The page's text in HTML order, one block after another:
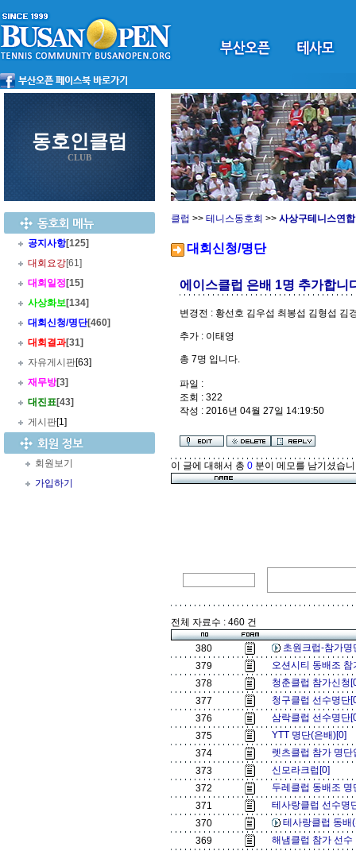
동호인클럽
CLUB
공지사항[125]
대회요강[61]
대회일정 [15]
사상화보[134]
대회신청/명단[460]
대회결과[31]
자유게시판[63]
재무방[3]
대진표[43]
게시판[1]
회원보기
가입하기
클럽 >> 테니스동호회 >> 사상구테니스연
대회신청/명단
에이스클럽 은배 1명 추가합니
변경전 : 황선호 김우섭 최봉섭 김형섭 김
추가 : 이태영
총 7명 입니다.
파일 :
조회 : 322
작성 : 2016년 04월 27일 14:19:50
이 글에 대해서 총 0 분이 메모를 남기셨습
전체 자료수 : 460 건
380
초원크럽-참가
379
오션시티 동배조
378
청춘클럽 참가신
377
청구클럽 선수명
376
삼락클럽 선수명
375
YTT 명단(은배)[0]
374
렛츠클럽 참가 명
373
신모라크럽[0]
372
두레클럽 동배조
371
테사랑클럽 선수
370
테사랑클럽 동
369
해냄클럽 참가 선